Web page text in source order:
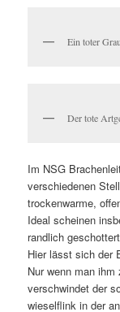
Ein toter
Der tote
Im NSG
verschiedenen
trockenwarme,
Ideal scheinen
randlich
Hier lässt sich der
Nur wenn man
verschwindet der
wieselflink in der